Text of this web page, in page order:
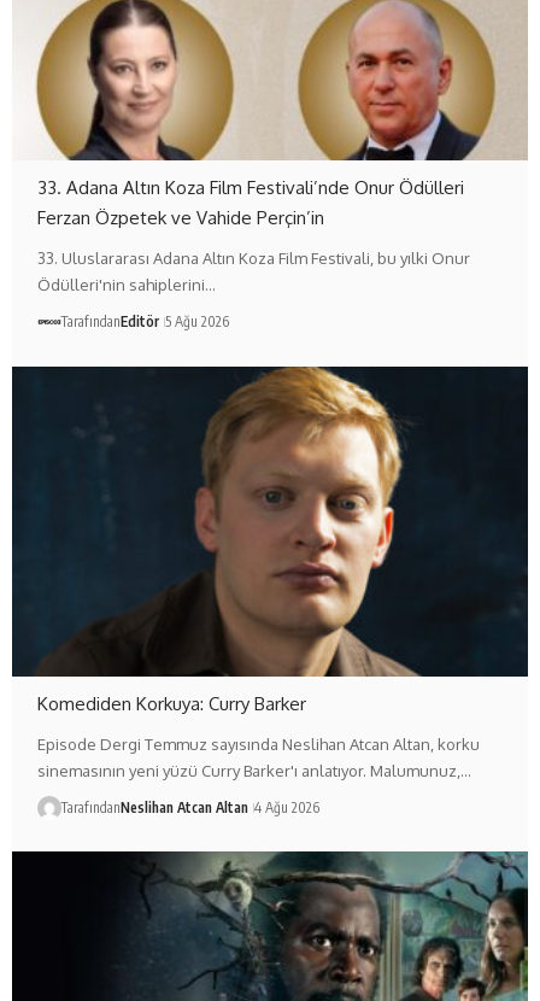
33. Adana Altın Koza Film Festivali’nde Onur Ödülleri
Ferzan Özpetek ve Vahide Perçin’in
33. Uluslararası Adana Altın Koza Film Festivali, bu yılki Onur
Ödülleri'nin sahiplerini…
TarafındanEditör 5 Ağu 2026
Komediden Korkuya: Curry Barker
Episode Dergi Temmuz sayısında Neslihan Atcan Altan, korku
sinemasının yeni yüzü Curry Barker'ı anlatıyor. Malumunuz,…
TarafındanNeslihan Atcan Altan 4 Ağu 2026